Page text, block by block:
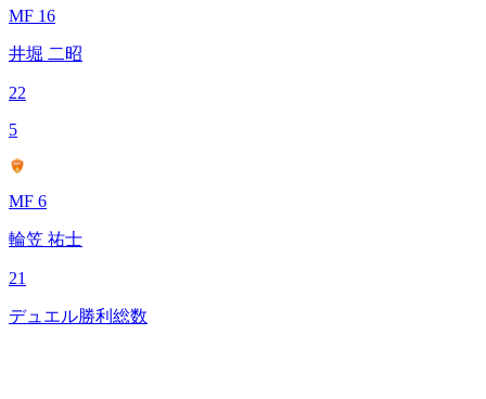
MF 16
井堀 二昭
22
5
MF 6
輪笠 祐士
21
デュエル勝利総数